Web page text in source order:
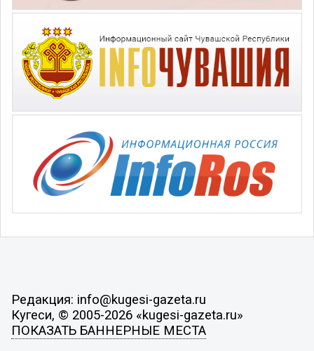
Редакция: info@kugesi-gazeta.ru
Кугеси, © 2005-2026 «kugesi-gazeta.ru»
ПОКАЗАТЬ БАННЕРНЫЕ МЕСТА